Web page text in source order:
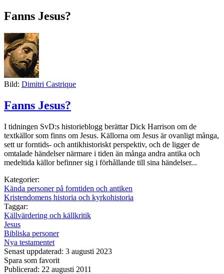
Fanns Jesus?
Bild: Dimitri Castrique
Fanns Jesus?
I tidningen SvD:s historieblogg berättar Dick Harrison om de
textkällor som finns om Jesus. Källorna om Jesus är ovanligt många,
sett ur forntids- och antikhistoriskt perspektiv, och de ligger de
omtalade händelser närmare i tiden än många andra antika och
medeltida källor befinner sig i förhållande till sina händelser...
Kategorier:
Kända personer på forntiden och antiken
Kristendomens historia och kyrkohistoria
Taggar:
Källvärdering och källkritik
Jesus
Bibliska personer
Nya testamentet
Senast uppdaterad: 3 augusti 2023
Spara som favorit
Publicerad: 22 augusti 2011